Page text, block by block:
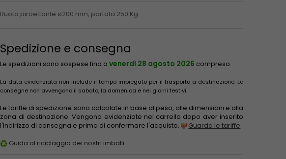
Ruota piroettante ø200 mm, portata 250 Kg.
Spedizione e consegna
Le spedizioni sono sospese fino avenerdì 28 agosto 2026 compreso.
La data evidenziata non include il tempo impiegato per il trasporto a destinazione. Le
consegne non avvengono il sabato, la domenica e nei giorni festivi.
Le tariffe di spedizione sono calcolate in base al peso, alle dimensioni e alla
zona di destinazione. Vengono evidenziate nel carrello dopo aver inserito
l'indirizzo di consegna e prima di confermare l'acquisto.
Guarda le tariffe
Guida al riciclaggio dei nostri imballi